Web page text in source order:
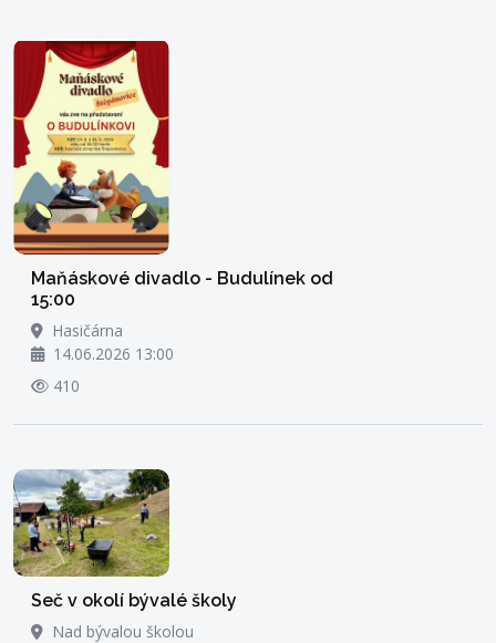
Maňáskové divadlo - Budulínek od
15:00
Hasičárna
14.06.2026 13:00
410
Seč v okolí bývalé školy
Nad bývalou školou